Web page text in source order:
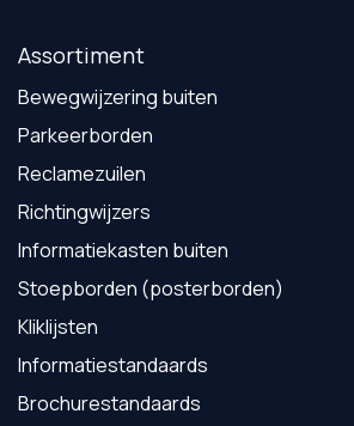
Assortiment
Bewegwijzering buiten
Parkeerborden
Reclamezuilen
Richtingwijzers
Informatiekasten buiten
Stoepborden (posterborden)
Kliklijsten
Informatiestandaards
Brochurestandaards